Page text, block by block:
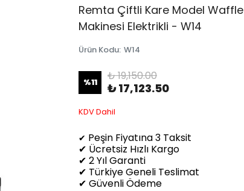
Remta Çiftli Kare Model Waffle
Makinesi Elektrikli - W14
Ürün Kodu: W14
%11 ₺ 19,150.00
₺ 17,123.50
KDV Dahil
✔ Peşin Fiyatına 3 Taksit
✔ Ücretsiz Hızlı Kargo
✔ 2 Yıl Garanti
✔ Türkiye Geneli Teslimat
✔ Güvenli Ödeme